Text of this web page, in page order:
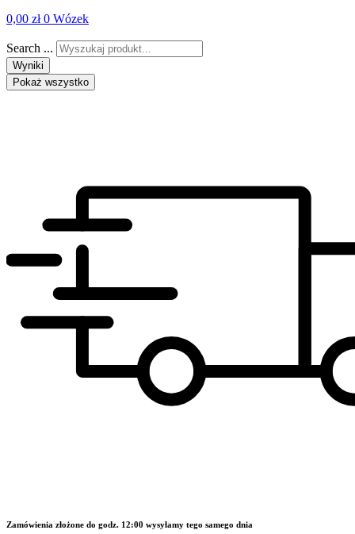
0,00 zł 0 Wózek
Search ...
Wyniki
Pokaż wszystko
Zamówienia złożone do godz. 12:00 wysyłamy tego samego dnia